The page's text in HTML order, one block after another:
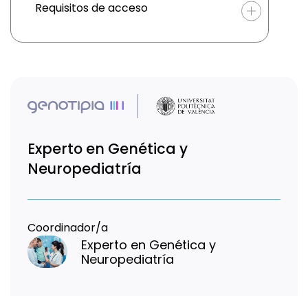
Requisitos de acceso
Experto en Genética y
Neuropediatría
Coordinador/a
Experto en Genética y
Neuropediatría